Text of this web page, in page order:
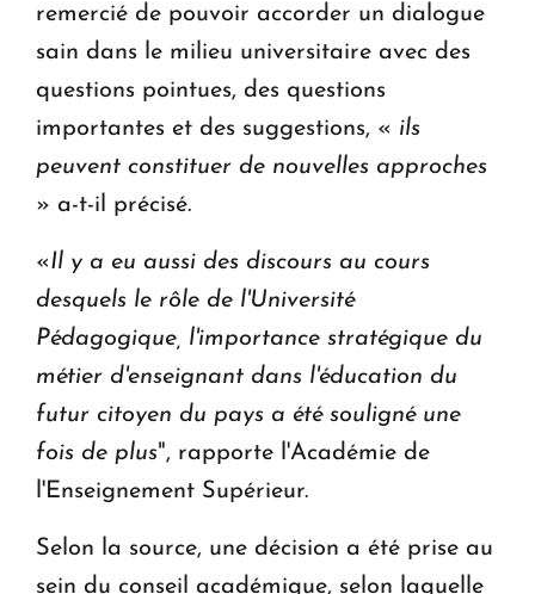
remercié de pouvoir accorder un dialogue
sain dans le milieu universitaire avec des
questions pointues, des questions
importantes et des suggestions, « ils
peuvent constituer de nouvelles approches
» a-t-il précisé.
«Il y a eu aussi des discours au cours
desquels le rôle de l'Université
Pédagogique, l'importance stratégique du
métier d'enseignant dans l'éducation du
futur citoyen du pays a été souligné une
fois de plus", rapporte l'Académie de
l'Enseignement Supérieur.
Selon la source, une décision a été prise au
sein du conseil académique, selon laquelle